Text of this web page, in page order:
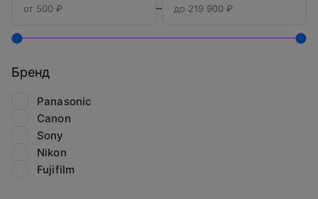
–
Бренд
Panasonic
Canon
Sony
Nikon
Fujifilm